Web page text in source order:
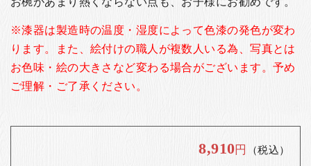
※漆器は製造時の温度・湿度によって色漆の発色が変わ
ります。また、絵付けの職人が複数人いる為、写真とは
お色味・絵の大きさなど変わる場合がございます。予め
ご理解・ご了承ください。
8,910円 （税込）